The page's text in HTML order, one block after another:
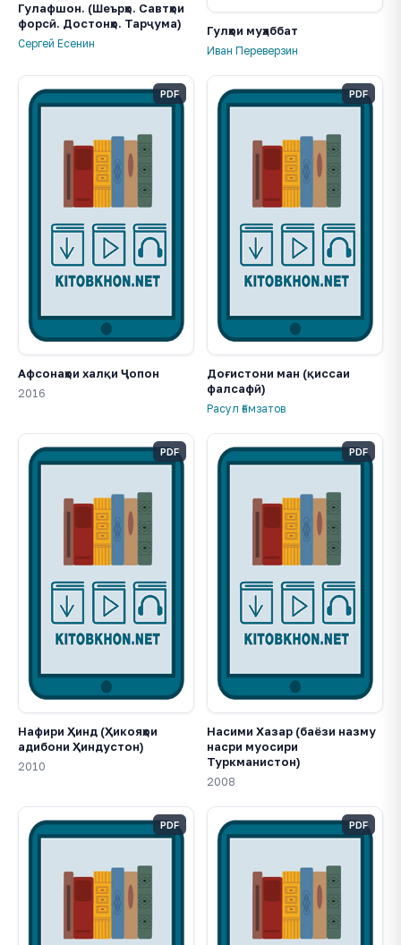
Гулафшон. (Шеърҳо. Савтҳои
форсӣ. Достонҳо. Тарҷума)
Сергей Есенин
Гулҳои муҳаббат
Иван Переверзин
PDF
Афсонаҳои халқи Ҷопон
2016
PDF
Доғистони ман (қиссаи
фалсафӣ)
Расул Ғамзатов
PDF
Нафири Ҳинд (Ҳикояҳои
адибони Ҳиндустон)
2010
PDF
Насими Хазар (баёзи назму
насри муосири
Туркманистон)
2008
PDF PDF